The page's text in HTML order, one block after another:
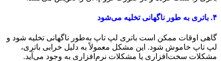
۴. باتری به طور ناگهانی تخلیه می‌شود
گاهی اوقات ممکن است باتری لپ‌ تاپ به‌طور ناگهانی تخلیه شود و
لپ‌ تاپ خاموش شود. این مشکل معمولاً به دلیل خرابی باتری،
مشکلات سخت‌افزاری یا مشکلات نرم‌افزاری به وجود می‌آید.